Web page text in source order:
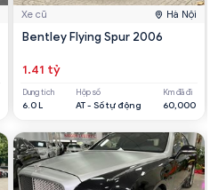
Xe cũ Hà Nội
Bentley Flying Spur 2006
1.41 tỷ
Dung tích
6.0 L
Hộp số
AT - Số tự động
Km đã đi
60,000